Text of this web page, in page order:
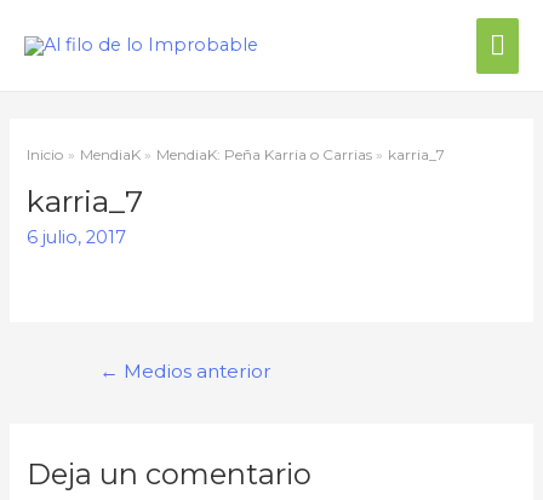
Inicio MendiaK MendiaK: Peña Karria o Carrias karria_7
karria_7
6 julio, 2017
← Medios anterior
Deja un comentario